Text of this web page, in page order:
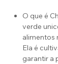
O que é
verde
alimentos
Ela é
garantir a